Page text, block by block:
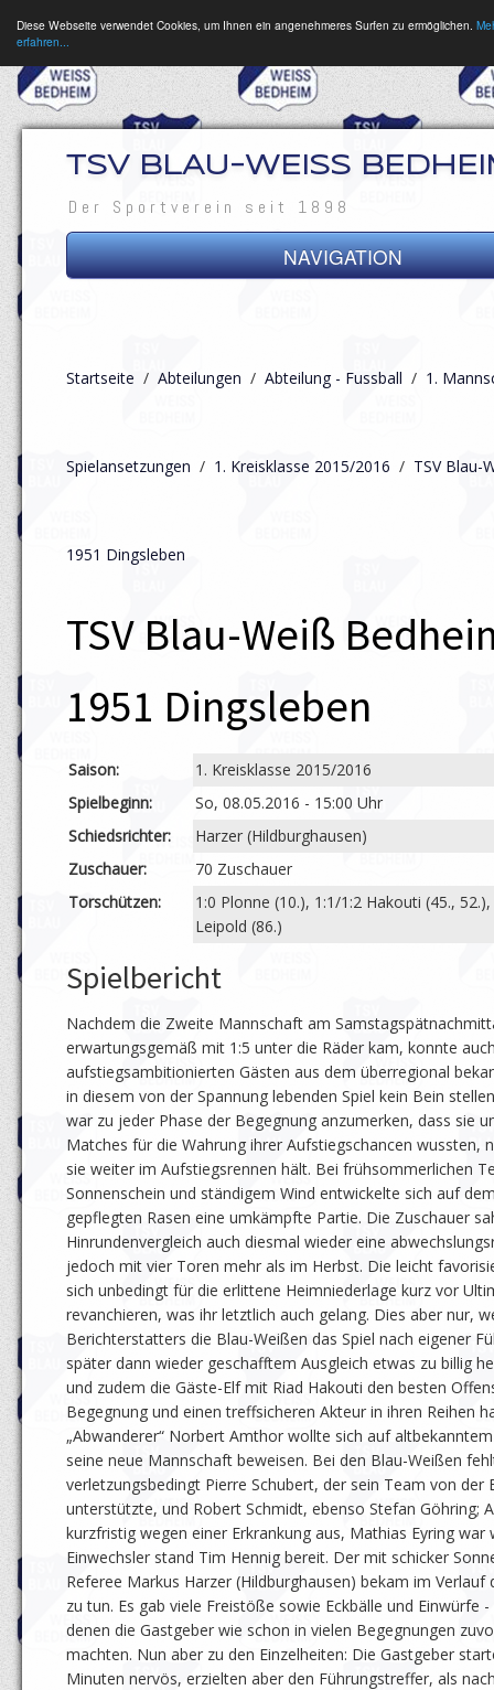
Diese Webseite verwendet Cookies, um Ihnen ein angenehmeres Surfen zu ermöglichen.
erfahren...
TSV BLAU-WEISS
Der Sportverein seit 1898
NAVIGATION
Abteilungen
Startseite / Abteilungen / Abteilung - Fussball / 1.
Spielansetzungen / 1. Kreisklasse 2015/2016 / TSV Blau-
1951 Dingsleben
TSV Blau-Weiß
1951 Dingsleben
Saison:
1. Kreisklasse 2015/2016
Spielbeginn:
So, 08.05.2016 - 15:00 Uhr
Schiedsrichter:
Harzer (Hildburghausen)
Zuschauer:
70 Zuschauer
Torschützen:
1:0 Plonne (10.), 1:1/1:2 Hakouti (45.,
Leipold (86.)
Spielbericht
Nachdem die Zweite Mannschaft am
erwartungsgemäß mit 1:5 unter die Räder kam, konnte
aufstiegsambitionierten Gästen aus dem überregional
in diesem von der Spannung lebenden Spiel kein Bein
war zu jeder Phase der Begegnung anzumerken, dass sie
Matches für die Wahrung ihrer Aufstiegschancen wussten,
sie weiter im Aufstiegsrennen hält. Bei frühsommerlichen
Sonnenschein und ständigem Wind entwickelte sich auf
gepflegten Rasen eine umkämpfte Partie. Die Zuschauer
Hinrundenvergleich auch diesmal wieder eine
jedoch mit vier Toren mehr als im Herbst. Die leicht
sich unbedingt für die erlittene Heimniederlage kurz vor
revanchieren, was ihr letztlich auch gelang. Dies aber nur,
Berichterstatters die Blau-Weißen das Spiel nach eigener
später dann wieder geschafftem Ausgleich etwas zu billig
und zudem die Gäste-Elf mit Riad Hakouti den besten
Begegnung und einen treffsicheren Akteur in ihren Reihen
„Abwanderer“ Norbert Amthor wollte sich auf
seine neue Mannschaft beweisen. Bei den Blau-Weißen
verletzungsbedingt Pierre Schubert, der sein Team von der
unterstützte, und Robert Schmidt, ebenso Stefan Göhring;
kurzfristig wegen einer Erkrankung aus, Mathias Eyring war
Einwechsler stand Tim Hennig bereit. Der mit schicker
Referee Markus Harzer (Hildburghausen) bekam im Verlauf
zu tun. Es gab viele Freistöße sowie Eckbälle und Einwürfe
denen die Gastgeber wie schon in vielen Begegnungen
machten. Nun aber zu den Einzelheiten: Die Gastgeber
Minuten nervös, erzielten aber den Führungstreffer, als